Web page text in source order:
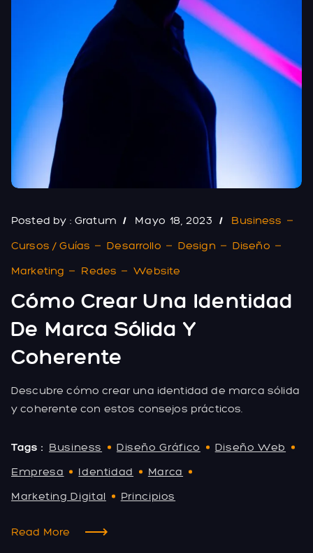
Posted by : Gratum Mayo 18, 2023
Business
Cursos / Guías
Desarrollo Design
Diseño
Marketing
Redes Website
Cómo Crear Una Identidad
De Marca Sólida Y
Coherente
Descubre cómo crear una identidad de marca sólida
y coherente con estos consejos prácticos.
Tags : Business Diseño Gráfico
Diseño Web
Empresa
Identidad
Marca
Marketing Digital
Principios
Read More